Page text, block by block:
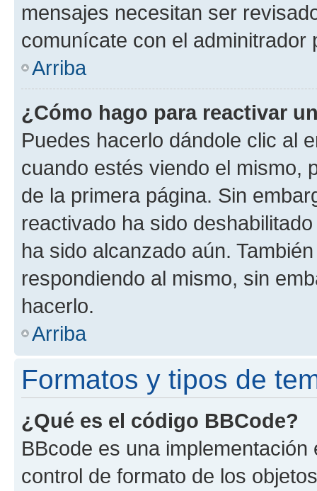
mensajes necesitan ser
comunícate con el
Arriba
¿Cómo hago para reactivar
Puedes hacerlo dándole clic al
cuando estés viendo el mismo,
de la primera página. Sin
reactivado ha sido
ha sido alcanzado aún.
respondiendo al mismo, sin
hacerlo.
Arriba
Formatos y tipos de
¿Qué es el código BBCode?
BBcode es una
control de formato de los